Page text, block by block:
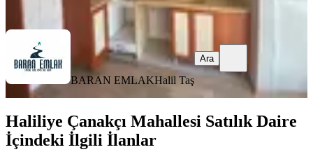
BARAN EMLAKHalil Taş
Ara
Haliliye Çanakçı Mahallesi Satılık Daire
İçindeki İlgili İlanlar